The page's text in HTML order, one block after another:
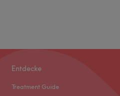
Entdecke
Treatment Guide